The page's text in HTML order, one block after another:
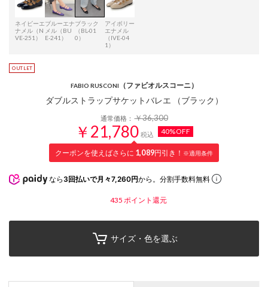
ネイビーエ
ナメル（N
VE-251）
ブルーエナ
メル（BU
E-241）
ブラック
（BL-01
0）
アイボリー
エナメル
（IVE-04
1）
FABIO RUSCONI （ファビオルスコーニ）
ダブルストラップサケットバレエ （ブラック）
通常価格：￥36,300
￥21,780 税込 40%OFF
クーポンを使えばさらに 1,089円引き！ ※適用条件
なら 3回払いで月々7,260円から。分割手数料無料
435 ポイント還元
サイズ・色を選ぶ